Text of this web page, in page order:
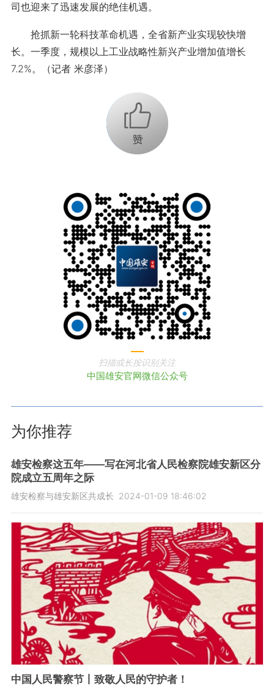
司也迎来了迅速发展的绝佳机遇。
抢抓新一轮科技革命机遇，全省新产业实现较快增
长。一季度，规模以上工业战略性新兴产业增加值增长
7.2%。（记者 米彦泽）
+1
扫描或长按识别关注
中国雄安官网微信公众号
为你推荐
雄安检察这五年——写在河北省人民检察院雄安新区分
院成立五周年之际
雄安检察与雄安新区共成长 2024-01-09 18:46:02
中国人民警察节丨致敬人民的守护者！